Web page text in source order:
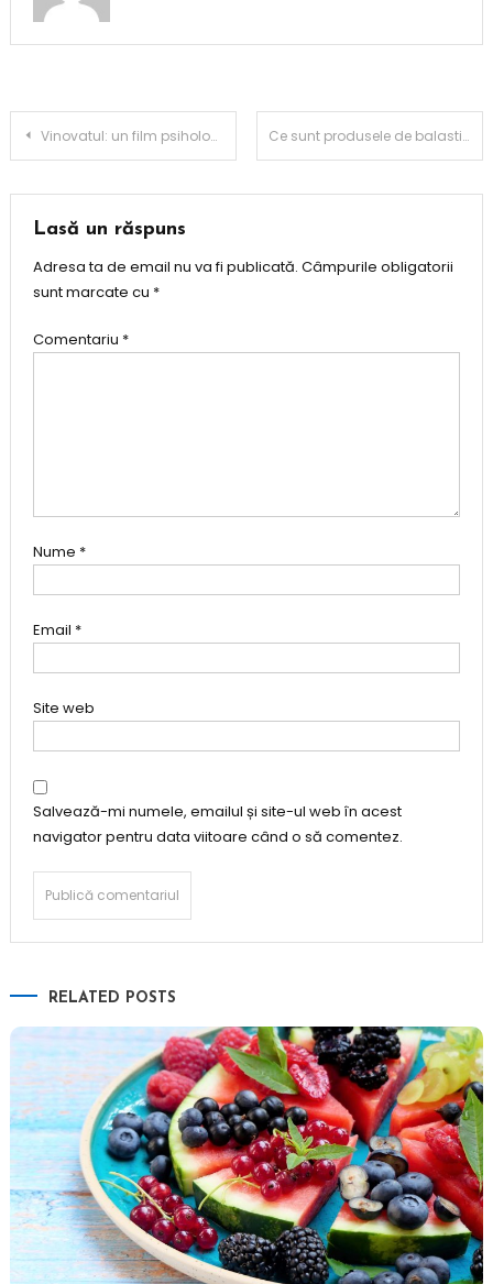
Navigare
în
articole
Vinovatul: un film psihologic care te ține cu sufletul la gură Ce sunt produsele de balastieră și de unde le poți achiziționa
Lasă un răspuns
Adresa ta de email nu va fi publicată. Câmpurile obligatorii
sunt marcate cu *
Comentariu *
Nume *
Email *
Site web
Salvează-mi numele, emailul și site-ul web în acest
navigator pentru data viitoare când o să comentez.
RELATED POSTS